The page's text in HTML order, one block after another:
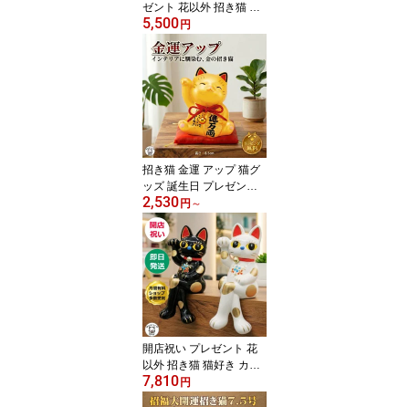
ゼント 花以外 招き猫 置
物 猫グッズ 誕生日 カフ
ェ サロン かわいい 好き
インテリア 両親 カップ
ル ペアギフト おしゃれ
移転 周年 寿司屋 飲食店
そば 居酒屋 玄関 送料無
料 記念 贈り物 【人まね
き猫お金まねき猫セッ
ト】 猫の日 食堂 女性 男
性
5,500 円
招き猫 金運 アップ 猫グ
ッズ 誕生日 プレゼント
女友達 猫好き 置物 かわ
いい おしゃれ 開店祝い
花以外 インテリア 雑貨
周年 オブジェ インテリ
ア 宝くじ 日本 お土産
【お金招き猫 金 】海外
風水 玄関 女性 男性 送料
無料 金色 右手上げ ギフ
ト 縁起物 トイレ 外国人
2,530 円 ～
開店祝い プレゼント 花
以外 招き猫 猫好き カフ
ェ サロン 飲食店 居酒屋
美容室 会社 移転祝い 周
7,810 円